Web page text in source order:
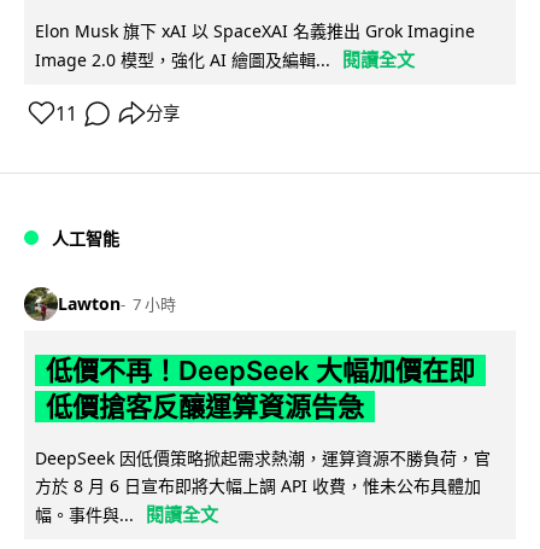
Elon Musk 旗下 xAI 以 SpaceXAI 名義推出 Grok Imagine
Image 2.0 模型，強化 AI 繪圖及編輯...
閱讀全文
11 分享
人工智能
Lawton 7 小時
低價不再！DeepSeek 大幅加價在即
低價搶客反釀運算資源告急
DeepSeek 因低價策略掀起需求熱潮，運算資源不勝負荷，官
方於 8 月 6 日宣布即將大幅上調 API 收費，惟未公布具體加
幅。事件與...
閱讀全文